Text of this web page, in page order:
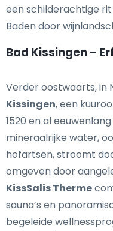
een schilderachtige
Baden door
Bad Kissingen –
Verder oostwaarts, in
Kissingen, een
1520 en al
mineraalrijke water,
hofartsen, stroomt
omgeven door
KissSalis Therme
sauna’s en
begeleide